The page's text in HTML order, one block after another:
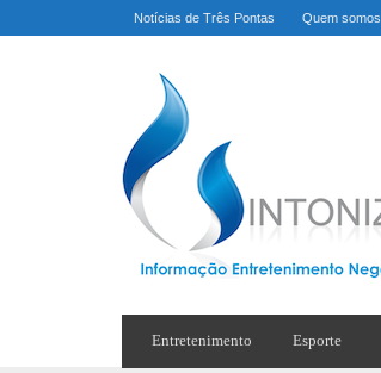
Notícias de Três Pontas Quem somos
Entretenimento Esporte